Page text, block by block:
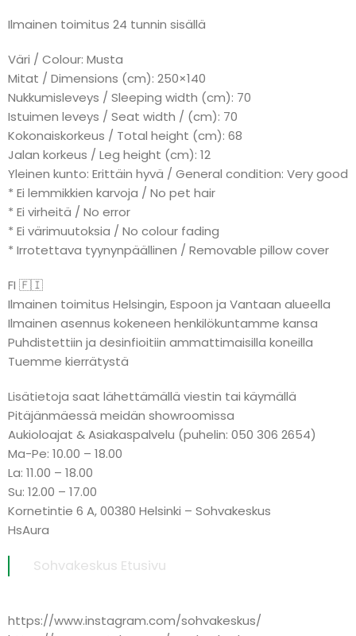
Ilmainen toimitus 24 tunnin sisällä
Väri / Colour: Musta
Mitat / Dimensions (cm): 250×140
Nukkumisleveys / Sleeping width (cm): 70
Istuimen leveys / Seat width / (cm): 70
Kokonaiskorkeus / Total height (cm): 68
Jalan korkeus / Leg height (cm): 12
Yleinen kunto: Erittäin hyvä / General condition: Very good
* Ei lemmikkien karvoja / No pet hair
* Ei virheitä / No error
* Ei värimuutoksia / No colour fading
* Irrotettava tyynynpäällinen / Removable pillow cover
FI 🇫🇮
Ilmainen toimitus Helsingin, Espoon ja Vantaan alueella
Ilmainen asennus kokeneen henkilökuntamme kansa
Puhdistettiin ja desinfioitiin ammattimaisilla koneilla
Tuemme kierrätystä
Lisätietoja saat lähettämällä viestin tai käymällä
Pitäjänmäessä meidän showroomissa
Aukioloajat & Asiakaspalvelu (puhelin: 050 306 2654)
Ma-Pe: 10.00 – 18.00
La: 11.00 – 18.00
Su: 12.00 – 17.00
Kornetintie 6 A, 00380 Helsinki – Sohvakeskus
HsAura
Sohvakeskus Etusivu
https://www.instagram.com/sohvakeskus/